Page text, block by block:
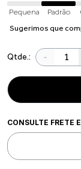
Pequena Padrão
Sugerimos que
Qtde.: -
CONSULTE FRETE